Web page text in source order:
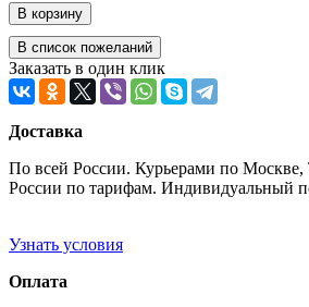
Заказать в один клик
Доставка
По всей России. Курьерами по
России по тарифам. Индивидуальный
Узнать условия
Оплата